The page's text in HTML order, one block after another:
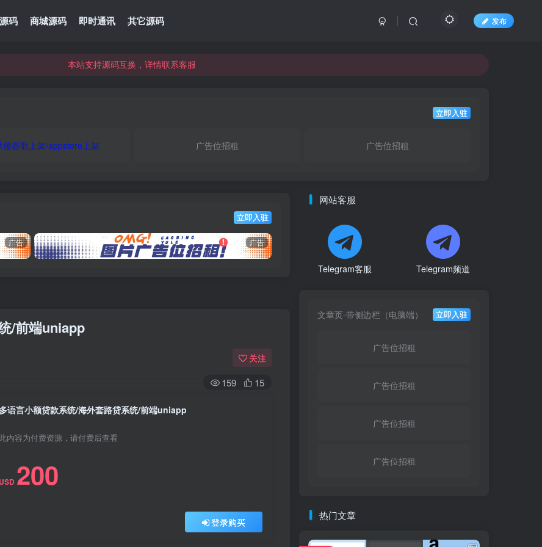
码 商城源码 即时通讯 其它源码 发布
本站支持源码互换，详情联系客服
本站支持源码互换，详情联系客服
立即入驻
接谷歌上架/appstore上架 广告位招租 广告位招租
立即入驻
广告 广告
/前端uniapp
关注
159 15
多语言小额贷款系统/海外套路贷系统/前端uniapp
此内容为付费资源，请付费后查看
USD 200
登录购买
网站客服
Telegram客服 Telegram频道
文章页-带侧边栏（电脑端） 立即入驻
广告位招租
广告位招租
广告位招租
广告位招租
热门文章